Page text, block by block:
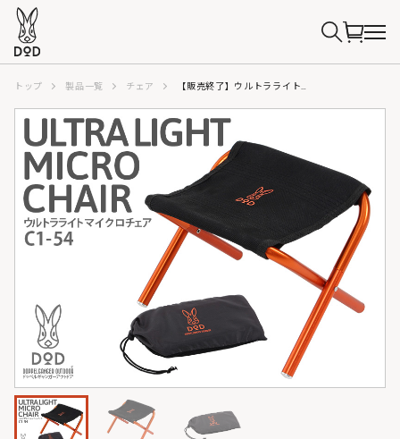
トップ 製品一覧 チェア 【販売終了】ウルトラライトマイクロチェア C1-54